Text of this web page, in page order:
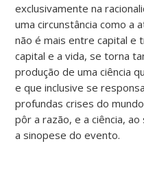
exclusivamente na
uma circunstância como a
não é mais entre capital e
capital e a vida, se torna
produção de uma ciência
e que inclusive se
profundas crises do
pôr a razão, e a ciência,
a sinopese do evento.